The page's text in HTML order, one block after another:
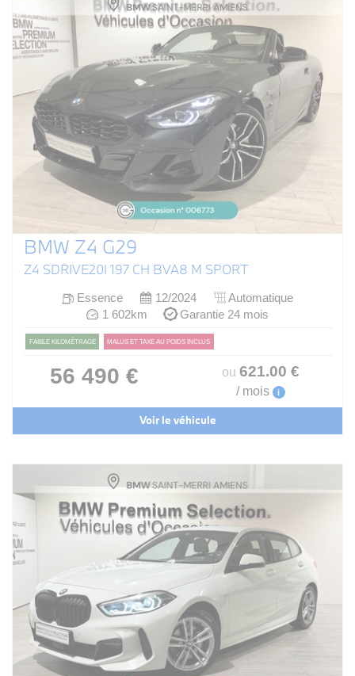
BMW Z4 G29
Z4 SDRIVE20I 197 CH BVA8 M SPORT
Essence 12/2024
Automatique
1 602km
Garantie 24 mois
FAIBLE KILOMÉTRAGE MALUS ET TAXE AU POIDS INCLUS
56 490 € ou 621.00 €
/ mois i
Voir le véhicule